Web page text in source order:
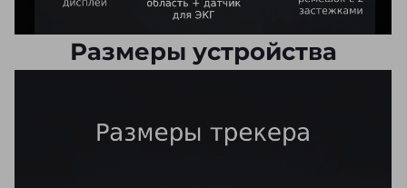
Размеры устройства